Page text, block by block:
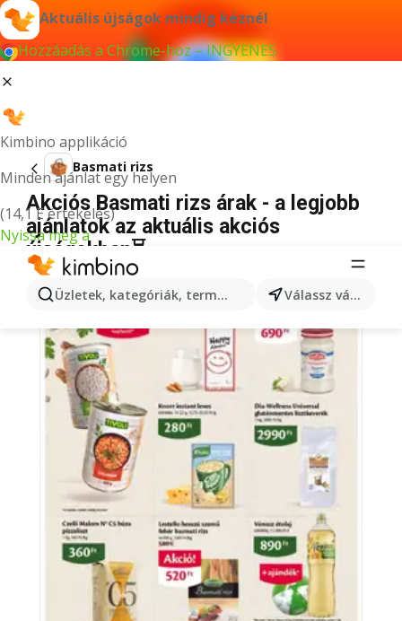
Aktuális újságok mindig kéznél
Hozzáadás a Chrome-hoz – INGYENES
Kimbino applikáció
Minden ajánlat egy helyen
(14,1 E értékelés)
Nyissa meg a
Üzletek, kategóriák, termékek keresése... Válassz várost
Basmati rizs
Akciós Basmati rizs árak - a legjobb
ajánlatok az aktuális akciós
újságokban⏳